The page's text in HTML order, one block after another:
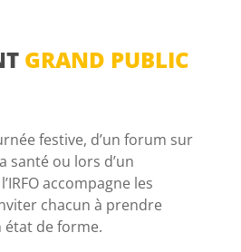
GRAND PUBLIC
festive, d’un forum sur
santé ou lors d’un
accompagne les
chacun à prendre
état de forme.